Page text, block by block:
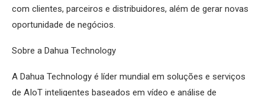
com clientes, parceiros e distribuidores, além de gerar novas
oportunidade de negócios.
Sobre a Dahua Technology
A Dahua Technology é líder mundial em soluções e serviços
de AIoT inteligentes baseados em vídeo e análise de